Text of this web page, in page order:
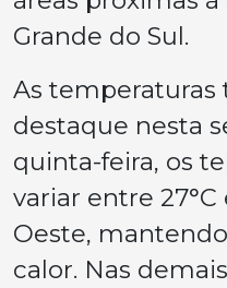
Grande do Sul.
As
destaque nesta
quinta-feira, os
variar entre 27°C
Oeste,
calor. Nas